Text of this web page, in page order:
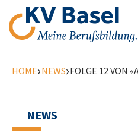
HOME›NEWS›FOLGE 12 VON
NEWS